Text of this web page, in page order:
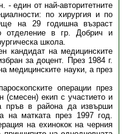
- един от най-авторитетните
по хирургия и по
на 29 годишна възраст
отделение в гр. Добрич и
школа.
кандидат на медицинските
за доцент. През 1984 г.
медицинските науки, а през
операции през
(смесен) екип с участието и
пръв в района да извърши
на матката през 1997 год.
на ехинокок на черния